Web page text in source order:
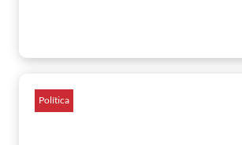
Política